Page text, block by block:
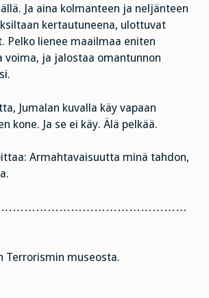
Ja aina kolmanteen ja neljänteen
kertautuneena, ulottuvat
Pelko lienee maailmaa eniten
voima, ja jalostaa omantunnon
Jumalan kuvalla käy vapaan
kone. Ja se ei käy. Älä pelkää.
Armahtavaisuutta minä tahdon,
Terrorismin museosta.